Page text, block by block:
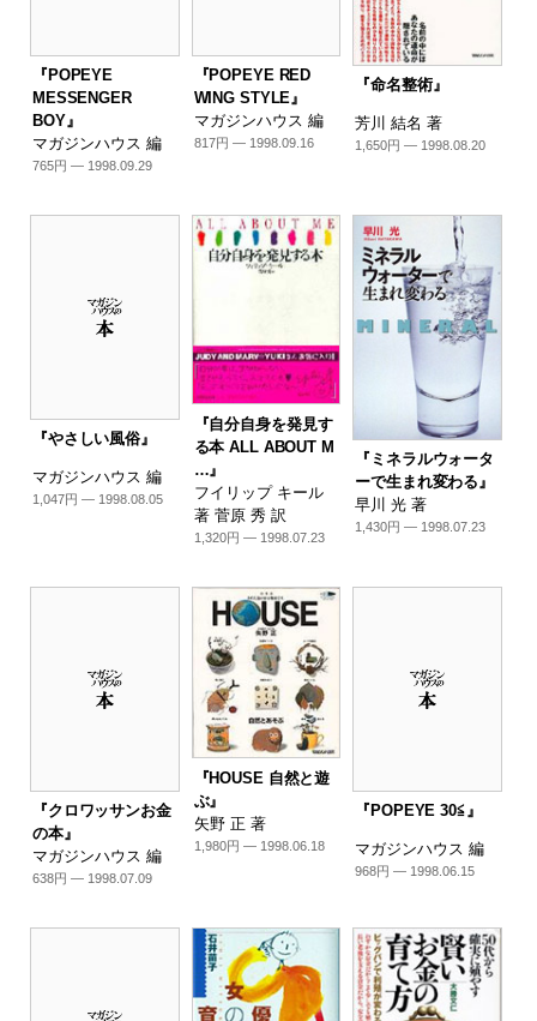
『POPEYE
MESSENGER
BOY』
マガジンハウス 編
765円 — 1998.09.29
『POPEYE RED
WING STYLE』
マガジンハウス 編
817円 — 1998.09.16
『命名整術』
芳川 結名 著
1,650円 — 1998.08.20
『やさしい風俗』
マガジンハウス 編
1,047円 — 1998.08.05
『自分自身を発見す
る本 ALL ABOUT M
…』
フイリップ キール
著 菅原 秀 訳
1,320円 — 1998.07.23
『ミネラルウォータ
ーで生まれ変わる』
早川 光 著
1,430円 — 1998.07.23
『クロワッサンお金
の本』
マガジンハウス 編
638円 — 1998.07.09
『HOUSE 自然と遊
ぶ』
矢野 正 著
1,980円 — 1998.06.18
『POPEYE 30≦』
マガジンハウス 編
968円 — 1998.06.15